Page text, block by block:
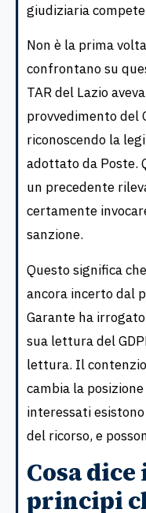
giudiziaria
Non è la prima
confrontano su
TAR del Lazio
provvedimento del
riconoscendo la
adottato da Poste.
un precedente
certamente
sanzione.
Questo significa
ancora incerto dal
Garante ha
sua lettura del
lettura. Il
cambia la
interessati
del ricorso, e
Cosa dice
principi